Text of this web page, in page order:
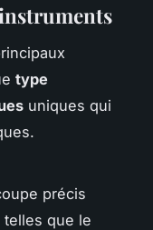
type
uniques qui
précis
que le